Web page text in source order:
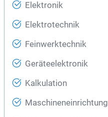
Elektronik
Elektrotechnik
Feinwerktechnik
Geräteelektronik
Kalkulation
Maschineneinrichtung